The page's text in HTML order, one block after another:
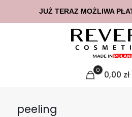
0 0,00 zł
peeling
JUŻ TERAZ MOŻLIWA